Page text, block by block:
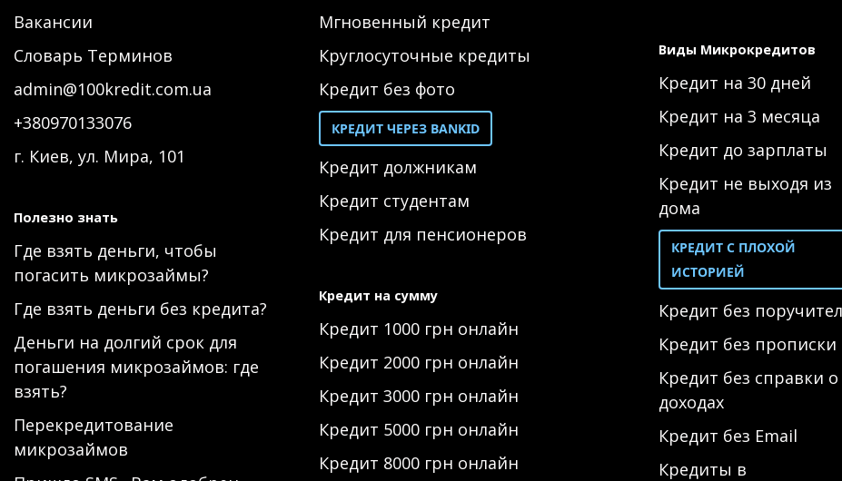
Вакансии
Словарь Терминов
admin@100kredit.com.ua
+380970133076
г. Киев, ул. Мира, 101
Полезно знать
Где взять деньги, чтобы
погасить микрозаймы?
Где взять деньги без кредита?
Деньги на долгий срок для
погашения микрозаймов: где
взять?
Перекредитование
микрозаймов
Мгновенный кредит
Круглосуточные кредиты
Кредит без фото
КРЕДИТ ЧЕРЕЗ BANKID
Кредит должникам
Кредит студентам
Кредит для пенсионеров
Кредит на сумму
Кредит 1000 грн онлайн
Кредит 2000 грн онлайн
Кредит 3000 грн онлайн
Кредит 5000 грн онлайн
Кредит 8000 грн онлайн
Виды Микрокредитов
Кредит на 30 дней
Кредит на 3 месяца
Кредит до зарплаты
Кредит не выходя из
дома
КРЕДИТ С ПЛОХОЙ
ИСТОРИЕЙ
Кредит без
Кредит без прописки
Кредит без справки о
доходах
Кредит без Email
Кредиты в